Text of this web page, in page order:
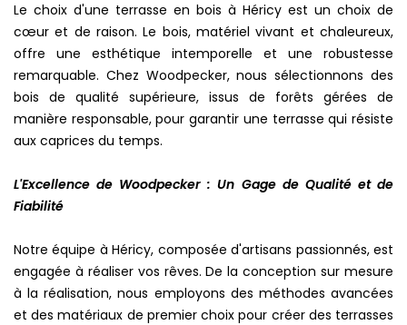
Le choix d'une terrasse en bois à Héricy est un choix de
cœur et de raison. Le bois, matériel vivant et chaleureux,
offre une esthétique intemporelle et une robustesse
remarquable. Chez Woodpecker, nous sélectionnons des
bois de qualité supérieure, issus de forêts gérées de
manière responsable, pour garantir une terrasse qui résiste
aux caprices du temps.
L'Excellence de Woodpecker : Un Gage de Qualité et de
Fiabilité
Notre équipe à Héricy, composée d'artisans passionnés, est
engagée à réaliser vos rêves. De la conception sur mesure
à la réalisation, nous employons des méthodes avancées
et des matériaux de premier choix pour créer des terrasses